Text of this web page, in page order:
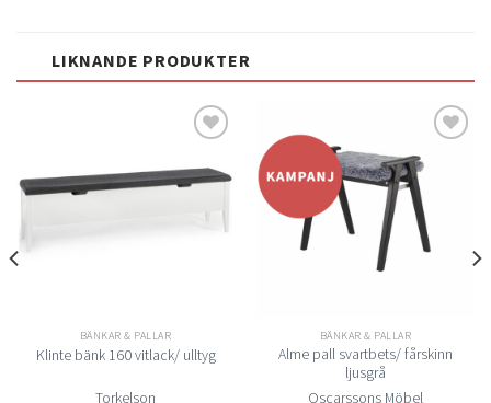
LIKNANDE PRODUKTER
Lägg
önskelistan
BÄNKAR & PALLAR
Klinte bänk 160 vitlack/ ulltyg
Torkelson
önskelistan
BÄNKAR & PALLAR
Alme pall svartbets/ fårskinn
ljusgrå
Oscarssons Möbel